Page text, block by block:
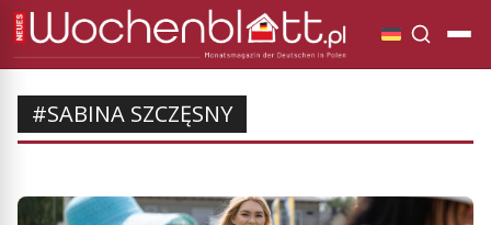
#SABINA SZCZĘSNY